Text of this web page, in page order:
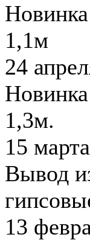
1,1м
24
1,3м.
15
Вывод
13